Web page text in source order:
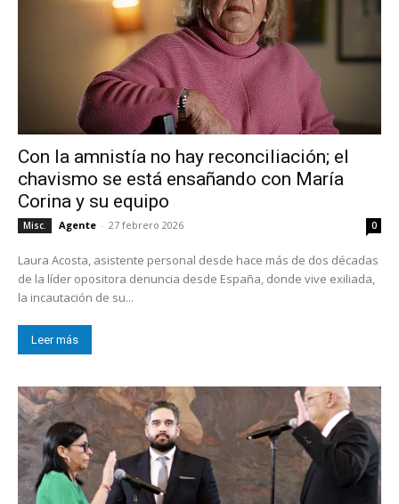
Con la amnistía no hay reconciliación; el
chavismo se está ensañando con María
Corina y su equipo
Misc. Agente - 27 febrero 2026 0
Laura Acosta, asistente personal desde hace más de dos décadas
de la líder opositora denuncia desde España, donde vive exiliada,
la incautación de su...
Leer más